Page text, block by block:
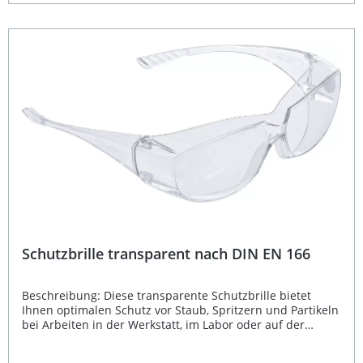
Einheitsgröße, während die weiche Schaumstoff-
Arbeitszeiten bietet. Mit den Maßen 200 x 300 x 0,8 mm
bietet das Schild eine großzügige Abdeckung des
Gesichts. Gefertigt aus robustem Kunststoff und geprüft
Schutzausrüstung für vielfältige Anwendungen. Klares,
transparentes Schild für optimale Sicht Bequeme
Schaumstoff-Polsterung für hohen Tragekomfort
Elastisches Kopfband – Einheitsgröße, über Brillen tragbar
Robuster Kunststoff, geprüft nach DIN EN 166 Leichtes
Gewicht (161 g) für ermüdungsfreies Tragen
Lieferumfang: 1x Gesichtsschutzschild transparent
Schutzbrille transparent nach DIN EN 166
Beschreibung: Diese transparente Schutzbrille bietet
Ihnen optimalen Schutz vor Staub, Spritzern und Partikeln
bei Arbeiten in der Werkstatt, im Labor oder auf der